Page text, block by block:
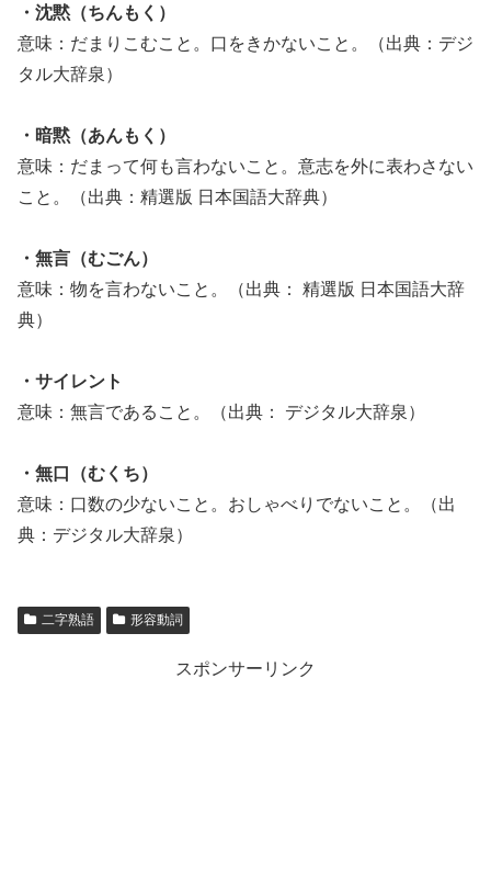
・沈黙（ちんもく）
意味：だまりこむこと。口をきかないこと。（出典：デジ
タル大辞泉）
・暗黙（あんもく）
意味：だまって何も言わないこと。意志を外に表わさない
こと。（出典：精選版 日本国語大辞典）
・無言（むごん）
意味：物を言わないこと。（出典： 精選版 日本国語大辞
典）
・サイレント
意味：無言であること。（出典： デジタル大辞泉）
・無口（むくち）
意味：口数の少ないこと。おしゃべりでないこと。（出
典：デジタル大辞泉）
二字熟語 形容動詞
スポンサーリンク